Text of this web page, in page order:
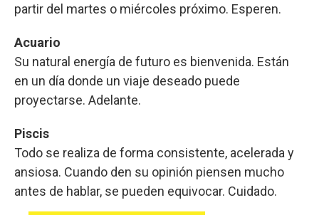
partir del martes o miércoles próximo. Esperen.
Acuario
Su natural energía de futuro es bienvenida. Están
en un día donde un viaje deseado puede
proyectarse. Adelante.
Piscis
Todo se realiza de forma consistente, acelerada y
ansiosa. Cuando den su opinión piensen mucho
antes de hablar, se pueden equivocar. Cuidado.